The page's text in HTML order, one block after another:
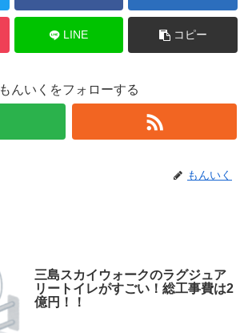
LINE コピー
もんいくをフォローする
もんいく
三島スカイウォークのラグジュア
リートイレがすごい！総工事費は2
億円！！